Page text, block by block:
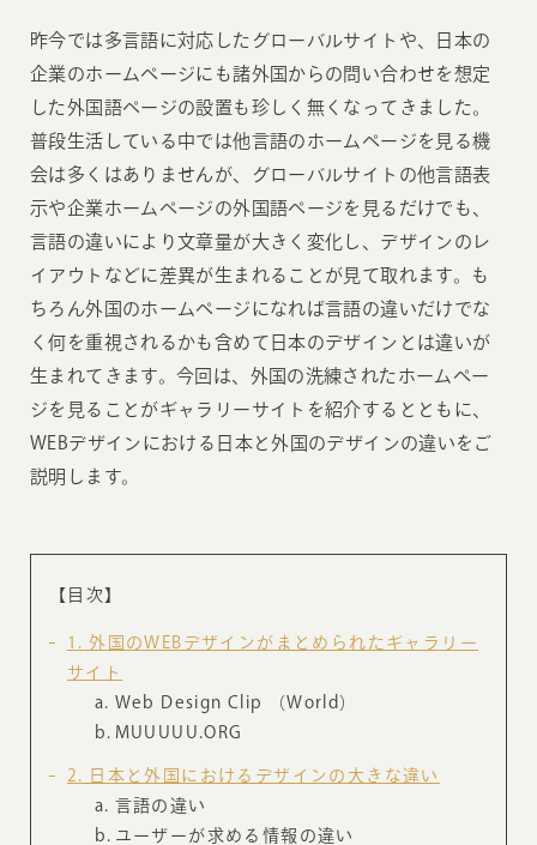
昨今では多言語に対応したグローバルサイトや、日本の
企業のホームページにも諸外国からの問い合わせを想定
した外国語ページの設置も珍しく無くなってきました。
普段生活している中では他言語のホームページを見る機
会は多くはありませんが、グローバルサイトの他言語表
示や企業ホームページの外国語ページを見るだけでも、
言語の違いにより文章量が大きく変化し、デザインのレ
イアウトなどに差異が生まれることが見て取れます。も
ちろん外国のホームページになれば言語の違いだけでな
く何を重視されるかも含めて日本のデザインとは違いが
生まれてきます。今回は、外国の洗練されたホームペー
ジを見ることがギャラリーサイトを紹介するとともに、
WEBデザインにおける日本と外国のデザインの違いをご
説明します。
【目次】
1
外国のWEBデザインがまとめられたギャラリー
サイト
Web Design Clip （World）
MUUUUU.ORG
2
日本と外国におけるデザインの大きな違い
言語の違い
ユーザーが求める情報の違い